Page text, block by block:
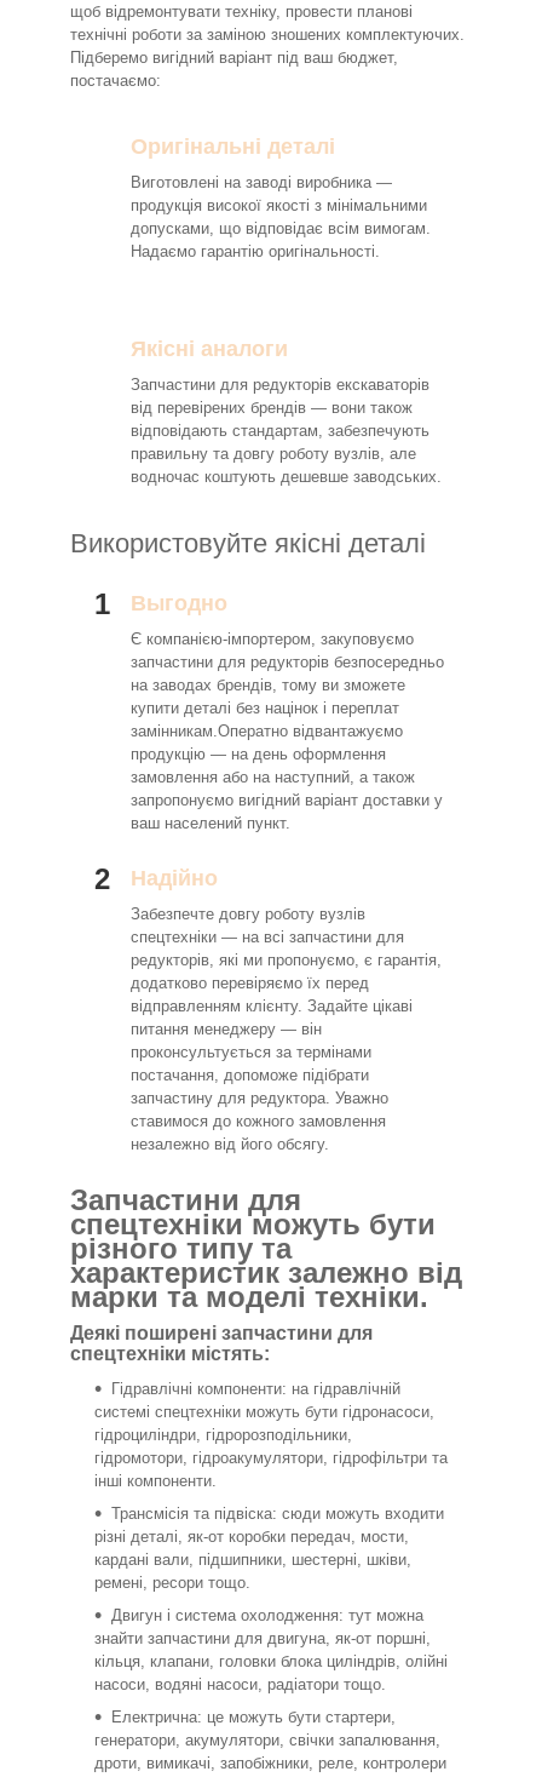
щоб відремонтувати техніку, провести планові
технічні роботи за заміною зношених комплектуючих.
Підберемо вигідний варіант під ваш бюджет,
постачаємо:
Оригінальні деталі
Виготовлені на заводі виробника —
продукція високої якості з мінімальними
допусками, що відповідає всім вимогам.
Надаємо гарантію оригінальності.
Якісні аналоги
Запчастини для редукторів екскаваторів
від перевірених брендів — вони також
відповідають стандартам, забезпечують
правильну та довгу роботу вузлів, але
водночас коштують дешевше заводських.
Використовуйте якісні деталі
1 Выгодно
Є компанією-імпортером, закуповуємо
запчастини для редукторів безпосередньо
на заводах брендів, тому ви зможете
купити деталі без націнок і переплат
замінникам.Оператно відвантажуємо
продукцію — на день оформлення
замовлення або на наступний, а також
запропонуємо вигідний варіант доставки у
ваш населений пункт.
2 Надійно
Забезпечте довгу роботу вузлів
спецтехніки — на всі запчастини для
редукторів, які ми пропонуємо, є гарантія,
додатково перевіряємо їх перед
відправленням клієнту. Задайте цікаві
питання менеджеру — він
проконсультується за термінами
постачання, допоможе підібрати
запчастину для редуктора. Уважно
ставимося до кожного замовлення
незалежно від його обсягу.
Запчастини для
спецтехніки можуть бути
різного типу та
характеристик залежно від
марки та моделі техніки.
Деякі поширені запчастини для
спецтехніки містять:
Гідравлічні компоненти: на гідравлічній
системі спецтехніки можуть бути гідронасоси,
гідроциліндри, гідророзподільники,
гідромотори, гідроакумулятори, гідрофільтри та
інші компоненти.
Трансмісія та підвіска: сюди можуть входити
різні деталі, як-от коробки передач, мости,
кардані вали, підшипники, шестерні, шківи,
ремені, ресори тощо.
Двигун і система охолодження: тут можна
знайти запчастини для двигуна, як-от поршні,
кільця, клапани, головки блока циліндрів, олійні
насоси, водяні насоси, радіатори тощо.
Електрична: це можуть бути стартери,
генератори, акумулятори, свічки запалювання,
дроти, вимикачі, запобіжники, реле, контролери